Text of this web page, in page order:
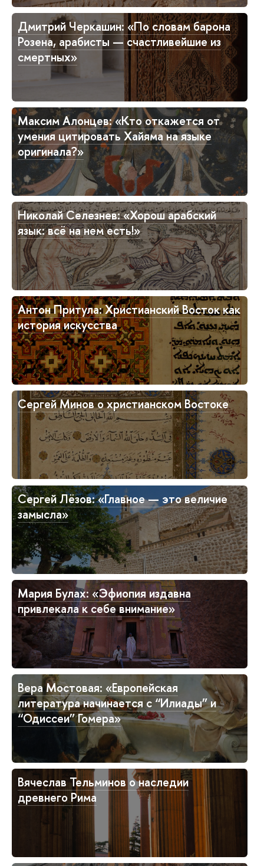
Дмитрий Черкашин: «По словам барона
Розена, арабисты — счастливейшие из
смертных»
Максим Алонцев: «Кто откажется от
умения цитировать Хайяма на языке
оригинала?»
Николай Селезнев: «Хорош арабский
язык: всё на нем есть!»
Антон Притула: Христианский Восток как
история искусства
Сергей Минов о христианском Востоке
Сергей Лёзов: «Главное — это величие
замысла»
Мария Булах: «Эфиопия издавна
привлекала к себе внимание»
Вера Мостовая: «Европейская
литература начинается с “Илиады” и
“Одиссеи” Гомера»
Вячеслав Тельминов о наследии
древнего Рима